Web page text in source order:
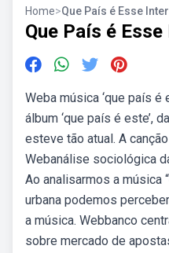
Home>Que País é Esse
Que País é
Weba música ‘que país é
álbum ‘que país é este’,
esteve tão atual. A
Webanálise sociológica
Ao analisarmos a música
urbana podemos
a música. Webbanco
sobre mercado de